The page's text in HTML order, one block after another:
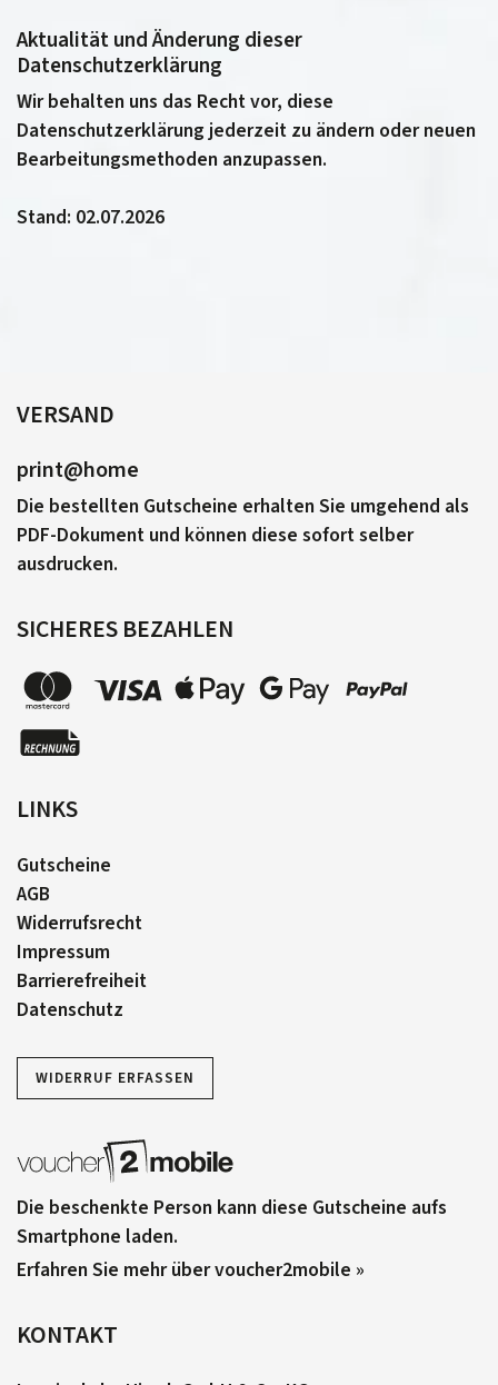
Aktualität und Änderung dieser
Datenschutzerklärung
Wir behalten uns das Recht vor, diese
Datenschutzerklärung jederzeit zu ändern oder neuen
Bearbeitungsmethoden anzupassen.
Stand: 02.07.2026
VERSAND
print@home
Die bestellten Gutscheine erhalten Sie umgehend als
PDF-Dokument und können diese sofort selber
ausdrucken.
SICHERES BEZAHLEN
LINKS
Gutscheine
AGB
Widerrufsrecht
Impressum
Barrierefreiheit
Datenschutz
WIDERRUF ERFASSEN
Die beschenkte Person kann diese Gutscheine aufs
Smartphone laden.
Erfahren Sie mehr über voucher2mobile »
KONTAKT